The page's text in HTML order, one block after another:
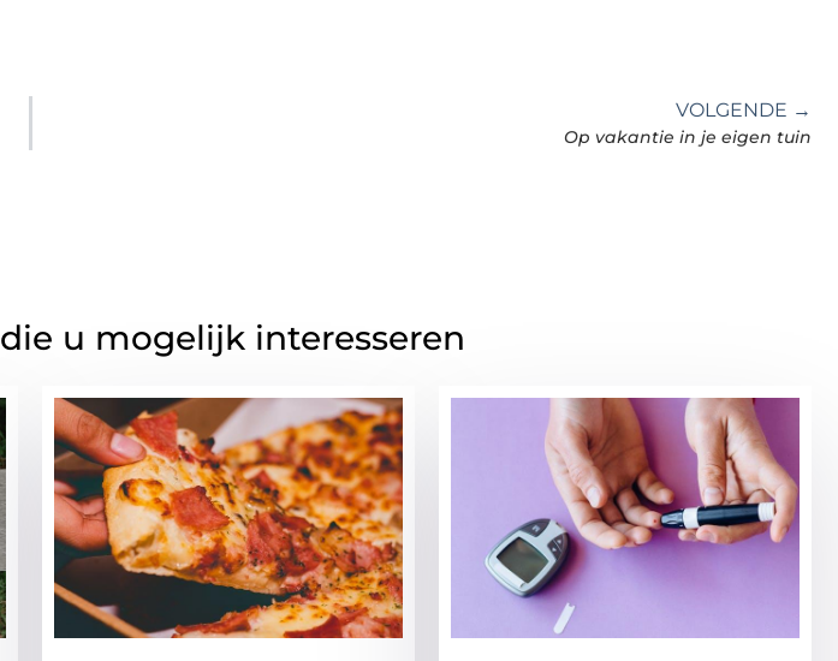
VOLGENDE →
Op vakantie in je eigen tuin
die u mogelijk interesseren